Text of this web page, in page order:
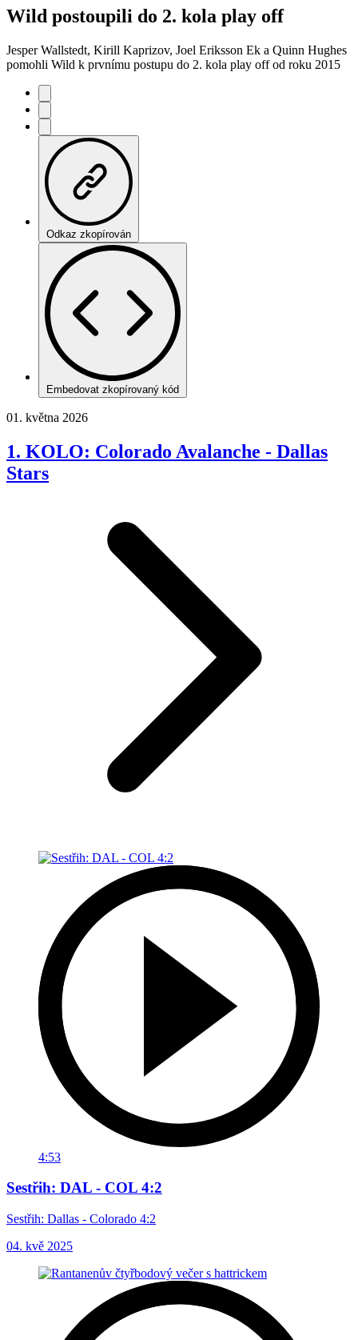
Wild postoupili do 2. kola play off
Jesper Wallstedt, Kirill Kaprizov, Joel Eriksson Ek a Quinn Hughes
pomohli Wild k prvnímu postupu do 2. kola play off od roku 2015
Odkaz zkopírován
Embedovat zkopírovaný kód
01. května 2026
1. KOLO: Colorado Avalanche - Dallas
Stars
4:53
Sestřih: DAL - COL 4:2
Sestřih: Dallas - Colorado 4:2
04. kvě 2025